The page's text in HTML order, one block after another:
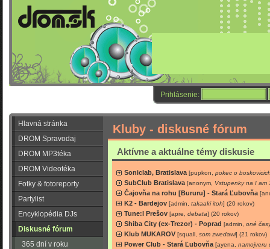
Prihlásenie:
Hlavná stránka
DROM Spravodaj
DROM MP3téka
DROM Videotéka
Fotky & fotoreporty
Partylist
Encyklopédia DJs
Diskusné fórum
365 dní v roku
Kluby - diskusné fórum
Aktívne a aktuálne témy diskusie
Soniclab, Bratislava [pupkon, pokec o
SubClub Bratislava [anonym, Vstupenky na I am
Čajovňa na rohu [Bururu] - Stará Ľubovňa
K2 - Bardejov [admin, takaaki itoh] (20 rokov)
Tune:l Prešov [apre, debata] (20 rokov)
Shiba City (ex-Trezor) - Poprad [admin, oné
Klub MUKAROV [squall, som zwedawi] (21 rokov)
Power Club - Stará Ľubovňa [ayena, namojveru